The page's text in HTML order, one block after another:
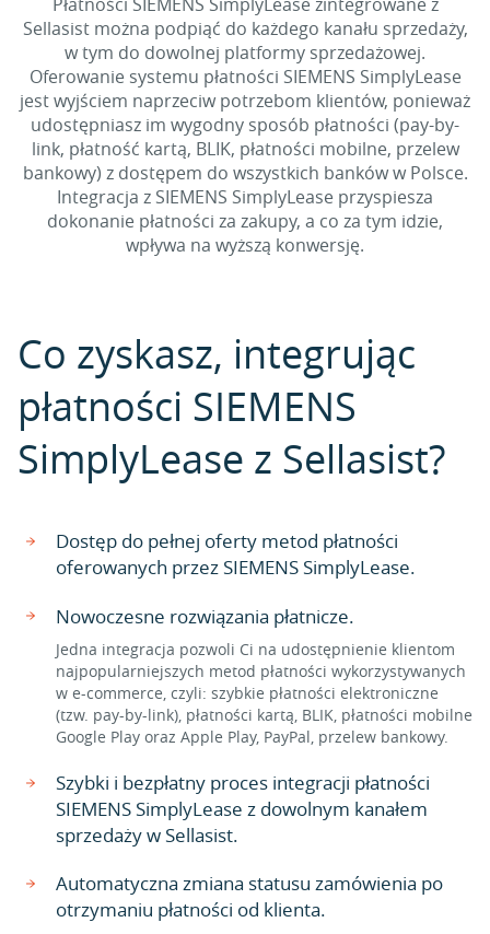
Sellasist można podpiąć do każdego kanału sprzedaży,
w tym do dowolnej platformy sprzedażowej.
Oferowanie systemu płatności SIEMENS SimplyLease
jest wyjściem naprzeciw potrzebom klientów, ponieważ
udostępniasz im wygodny sposób płatności (pay-by-
link, płatność kartą, BLIK, płatności mobilne, przelew
bankowy) z dostępem do wszystkich banków w Polsce.
Integracja z SIEMENS SimplyLease przyspiesza
dokonanie płatności za zakupy, a co za tym idzie,
wpływa na wyższą konwersję.
Co zyskasz, integrując
płatności SIEMENS
SimplyLease z Sellasist?
Dostęp do pełnej oferty metod płatności
oferowanych przez SIEMENS SimplyLease.
Nowoczesne rozwiązania płatnicze.
Jedna integracja pozwoli Ci na udostępnienie klientom
najpopularniejszych metod płatności wykorzystywanych
w e-commerce, czyli: szybkie płatności elektroniczne
(tzw. pay-by-link), płatności kartą, BLIK, płatności mobilne
Google Play oraz Apple Play, PayPal, przelew bankowy.
Szybki i bezpłatny proces integracji płatności
SIEMENS SimplyLease z dowolnym kanałem
sprzedaży w Sellasist.
Automatyczna zmiana statusu zamówienia po
otrzymaniu płatności od klienta.